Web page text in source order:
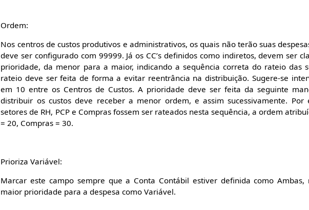
Ordem:
Nos centros de custos produtivos e administrativos, os quais não terão suas
deve ser configurado com 99999. Já os CC’s definidos como indiretos, devem ser
prioridade, da menor para a maior, indicando a sequência correta do rateio das
rateio deve ser feita de forma a evitar reentrância na distribuição. Sugere-se
em 10 entre os Centros de Custos. A prioridade deve ser feita da seguinte
distribuir os custos deve receber a menor ordem, e assim sucessivamente. Por
setores de RH, PCP e Compras fossem ser rateados nesta sequência, a ordem
= 20, Compras = 30.
Prioriza Variável:
Marcar este campo sempre que a Conta Contábil estiver definida como Ambas,
maior prioridade para a despesa como Variável.